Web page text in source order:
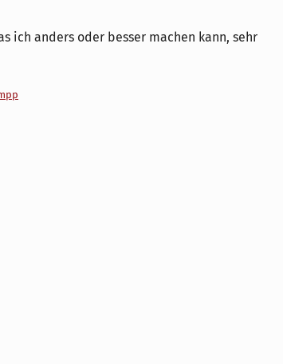
ich anders oder besser machen kann, sehr